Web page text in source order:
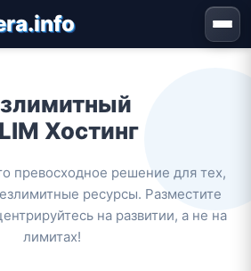
Хостинг
превосходное решение для тех,
ресурсы. Разместите
на развитии, а не на
лимитах!